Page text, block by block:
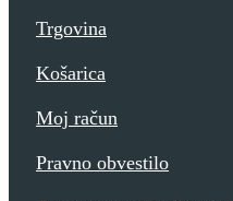
Trgovina
Košarica
Moj račun
Pravno obvestilo